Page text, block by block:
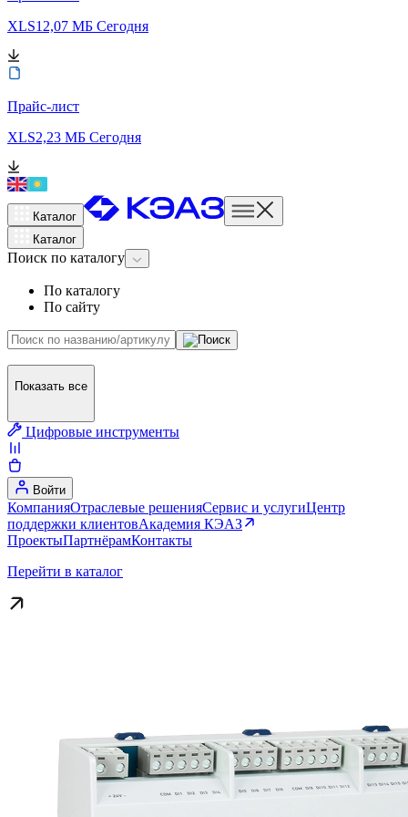
XLS12,07 МБ Сегодня
Прайс-лист
XLS2,23 МБ Сегодня
Каталог
Каталог
Поиск по каталогу
По каталогу
По сайту
Показать все
Цифровые инструменты
Войти
КомпанияОтраслевые решенияСервис и услугиЦентр
поддержки клиентовАкадемия КЭАЗ
ПроектыПартнёрамКонтакты
Перейти в каталог